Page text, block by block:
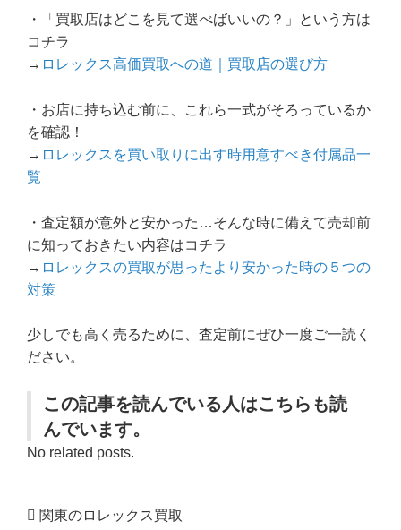
・「買取店はどこを見て選べばいいの？」という方は
コチラ
→ ロレックス高価買取への道｜買取店の選び方
・お店に持ち込む前に、これら一式がそろっているか
を確認！
→ ロレックスを買い取りに出す時用意すべき付属品一
覧
・査定額が意外と安かった…そんな時に備えて売却前
に知っておきたい内容はコチラ
→ ロレックスの買取が思ったより安かった時の５つの
対策
少しでも高く売るために、査定前にぜひ一度ご一読く
ださい。
この記事を読んでいる人はこちらも読
んでいます。
No related posts.
関東のロレックス買取